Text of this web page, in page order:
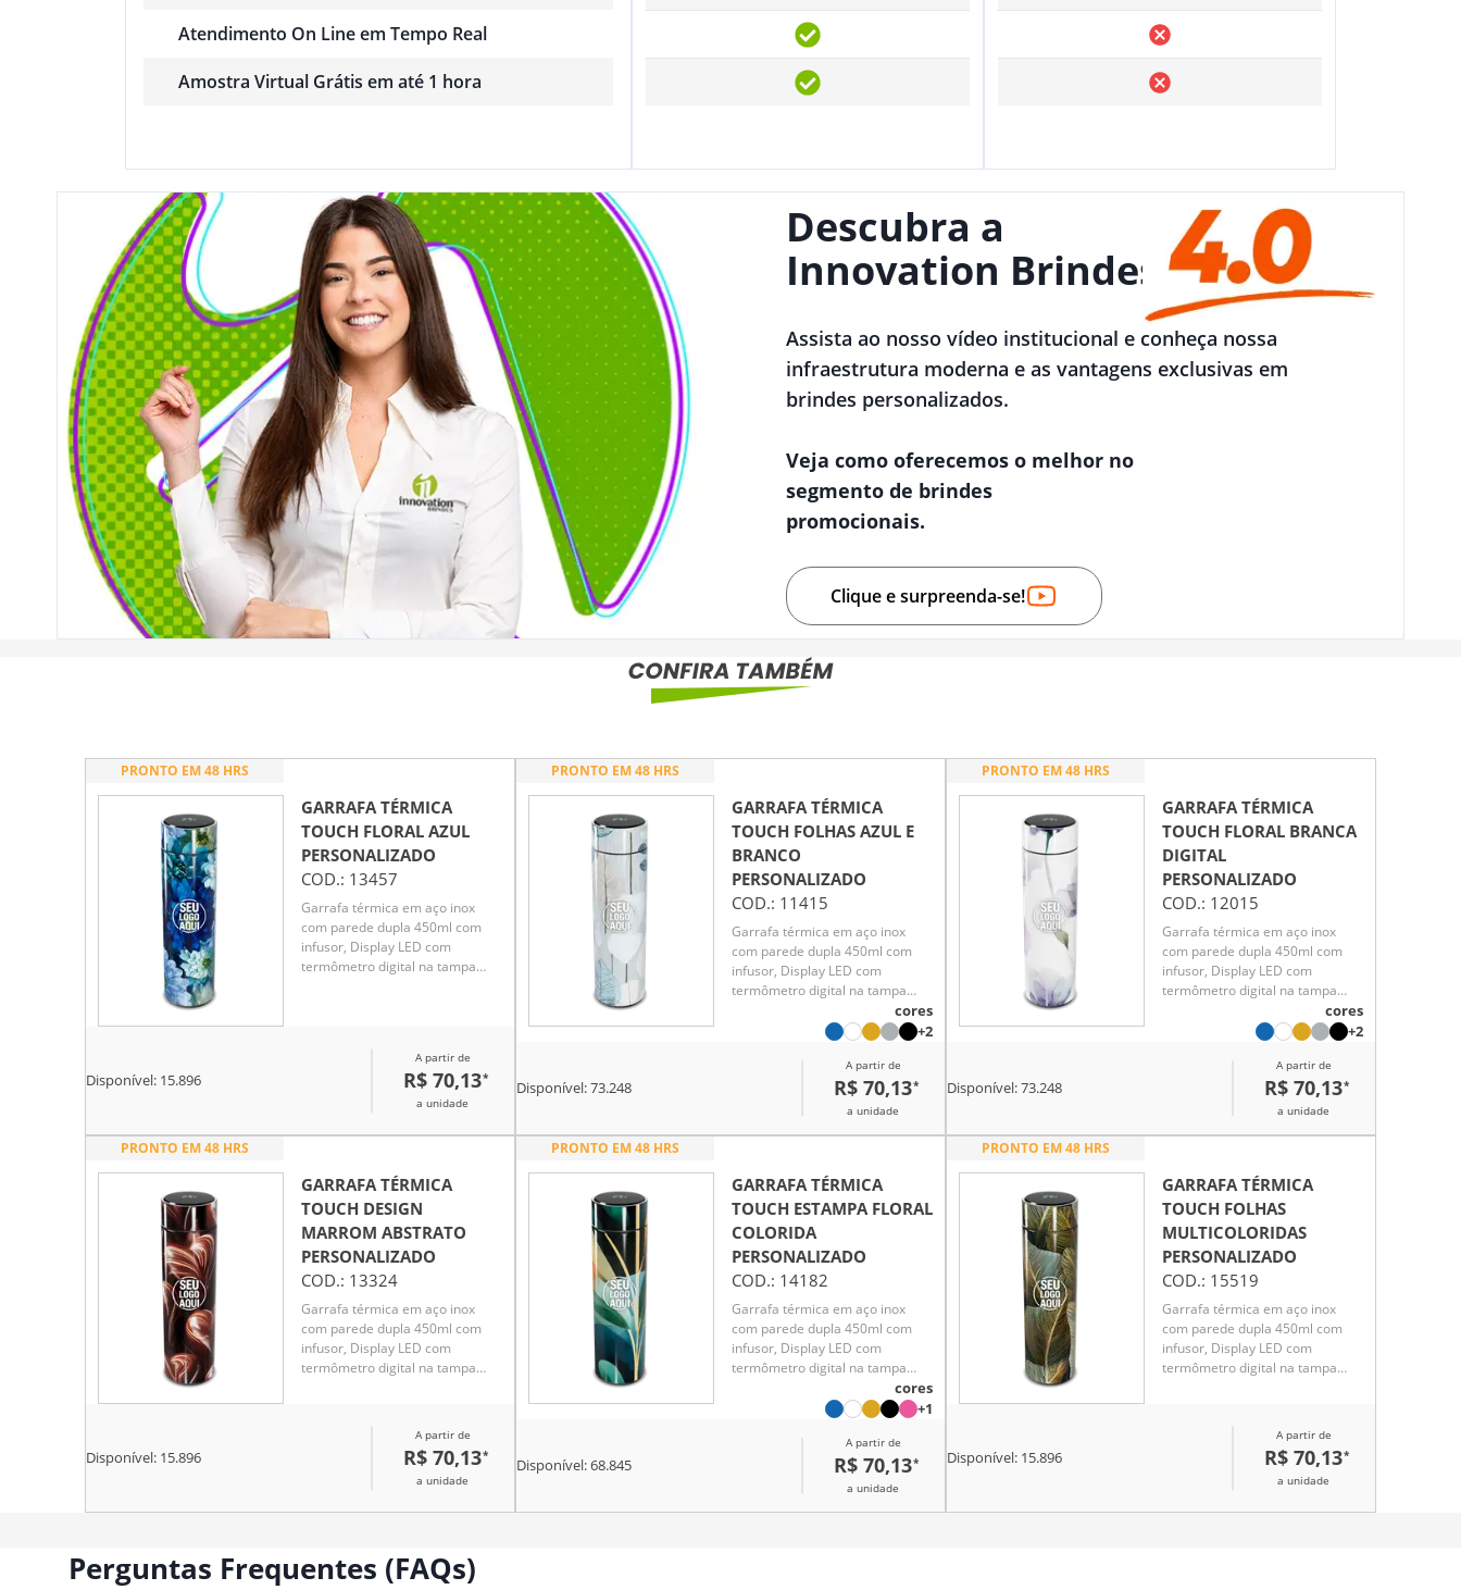
Atendimento On Line em Tempo Real
Amostra Virtual Grátis em até 1 hora
Descubra a
Innovation Brindes
Assista ao nosso vídeo institucional e conheça nossa
infraestrutura moderna e as vantagens exclusivas em
brindes personalizados.
Veja como oferecemos o melhor no
segmento de brindes
promocionais.
Clique e surpreenda-se!
PRONTO EM 48 HRS
GARRAFA TÉRMICA
TOUCH FLORAL AZUL
PERSONALIZADO
COD.: 13457
Garrafa térmica em aço inox
com parede dupla 450ml com
infusor, Display LED com
termômetro digital na tampa
Disponível: 15.896
A partir de
R$ 70,13*
a unidade
PRONTO EM 48 HRS
GARRAFA TÉRMICA
TOUCH FOLHAS AZUL E
BRANCO
PERSONALIZADO
COD.: 11415
Garrafa térmica em aço inox
com parede dupla 450ml com
infusor, Display LED com
termômetro digital na tampa
para indicar a temperatura do
líquido, Conserva líquido quente
cores
+2
Disponível:73.248
A partir de
R$ 70,13*
a unidade
PRONTO EM 48 HRS
GARRAFA TÉRMICA
TOUCH FLORAL BRANCA
DIGITAL
PERSONALIZADO
COD.: 12015
Garrafa térmica em aço inox
com parede dupla 450ml com
infusor, Display LED com
termômetro digital na tampa
para indicar a temperatura do
líquido, Conserva líquido quente
cores
+2
Disponível:73.248
A partir de
R$ 70,13*
a unidade
PRONTO EM 48 HRS
GARRAFA TÉRMICA
TOUCH DESIGN
MARROM ABSTRATO
PERSONALIZADO
COD.: 13324
Garrafa térmica em aço inox
com parede dupla 450ml com
infusor, Display LED com
termômetro digital na tampa
Disponível: 15.896
A partir de
R$ 70,13*
a unidade
PRONTO EM 48 HRS
GARRAFA TÉRMICA
TOUCH ESTAMPA FLORAL
COLORIDA
PERSONALIZADO
COD.: 14182
Garrafa térmica em aço inox
com parede dupla 450ml com
infusor, Display LED com
termômetro digital na tampa
para indicar a temperatura do
líquido, Conserva líquido quente
cores
+1
Disponível:68.845
A partir de
R$ 70,13*
a unidade
PRONTO EM 48 HRS
GARRAFA TÉRMICA
TOUCH FOLHAS
MULTICOLORIDAS
PERSONALIZADO
COD.: 15519
Garrafa térmica em aço inox
com parede dupla 450ml com
infusor, Display LED com
termômetro digital na tampa
Disponível: 15.896
A partir de
R$ 70,13*
a unidade
Perguntas Frequentes (FAQs)